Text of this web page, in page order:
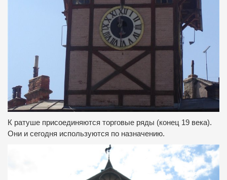
К ратуше присоединяются торговые ряды (конец 19 века).
Они и сегодня используются по назначению.